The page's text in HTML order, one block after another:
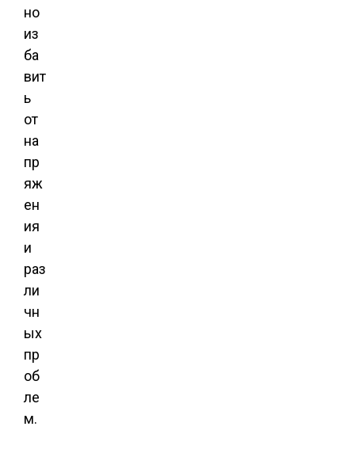
но
из
ба
вит
ь
от
на
пр
яж
ен
ия
и
раз
ли
чн
ых
пр
об
ле
м.